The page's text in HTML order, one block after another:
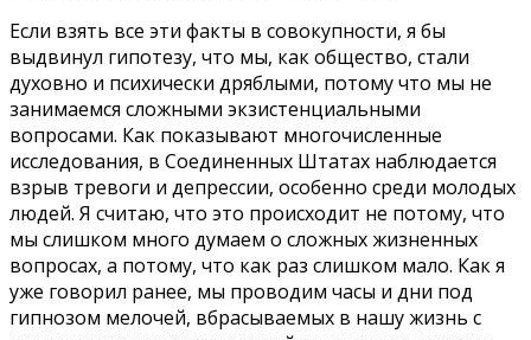
Если взять все эти факты в совокупности, я бы
выдвинул гипотезу, что мы, как общество, стали
духовно и психически дряблыми, потому что мы не
занимаемся сложными экзистенциальными
вопросами. Как показывают многочисленные
исследования, в Соединенных Штатах наблюдается
взрыв тревоги и депрессии, особенно среди молодых
людей. Я считаю, что это происходит не потому, что
мы слишком много думаем о сложных жизненных
вопросах, а потому, что как раз слишком мало. Как я
уже говорил ранее, мы проводим часы и дни под
гипнозом мелочей, вбрасываемых в нашу жизнь с